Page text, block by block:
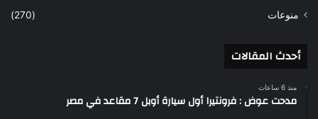
منوعات
(270)
أحدث المقالات
منذ 6 ساعات
مدحت عوض : فرونتيرا أول سيارة أوبل 7 مقاعد في مصر